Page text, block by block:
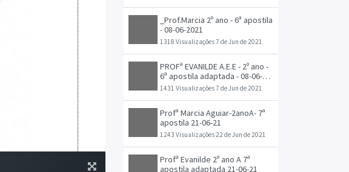
_Prof.Marcia 2º ano - 6ª apostila
- 08-06-2021
1318 Visualizações7 de Jun de 2021
PROFª EVANILDE A.E.E - 2º ano -
6ª apostila adaptada - 08-06-
2021
1431 Visualizações7 de Jun de 2021
Profª Marcia Aguiar-2anoA- 7ª
apostila 21-06-21
1243 Visualizações22 de Jun de 2021
Profª Evanilde 2º ano A 7ª
apostila adaptada 21-06-21